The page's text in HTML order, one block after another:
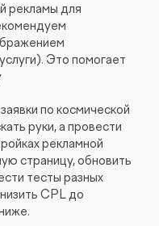
рекламы для
Это помогает
по космической
руки, а провести
рекламной
страницу, обновить
тесты разных
CPL до